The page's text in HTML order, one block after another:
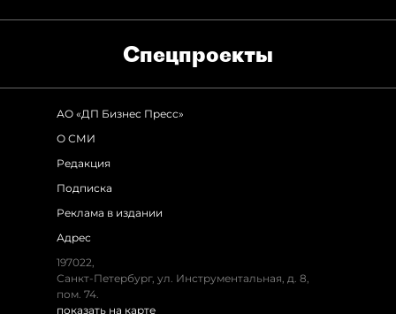
Спец­проекты
АО «ДП Бизнес Пресс»
О СМИ
Редакция
Подписка
Реклама в издании
Адрес
197022,
Санкт-Петербург, ул. Инструментальная, д. 8,
пом. 74.
показать на карте